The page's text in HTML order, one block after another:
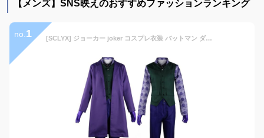
【メンズ】SNS映えのおすすめファッションランキング
no. 1 [SCLYX] ジョーカー joker コスプレ衣装 バットマン ダークナイト joker コスチューム バットマン ダークナイト 変装 仮装 ハロウィン イベント パープル メンズ 7点セット コート ワイシャツ ベスト ズボン ネクタイ 手袋 紫 ジョーカーマスク付 (XXL)